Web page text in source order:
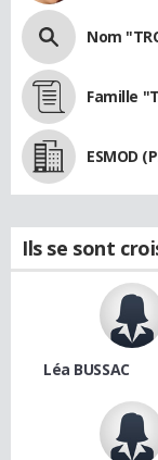
Nom
Famille
ESMOD
Ils se sont
Léa BUSSAC